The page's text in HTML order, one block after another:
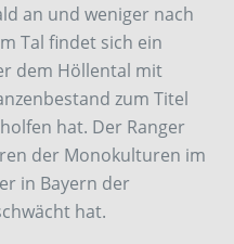
an und weniger nach
Tal findet sich ein
dem Höllental mit
zum Titel
hat. Der Ranger
der Monokulturen im
in Bayern der
hat.